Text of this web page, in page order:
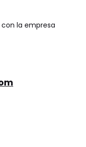
la empresa